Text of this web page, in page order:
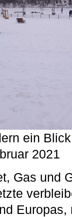
ein
2021
Gas und
Europas,